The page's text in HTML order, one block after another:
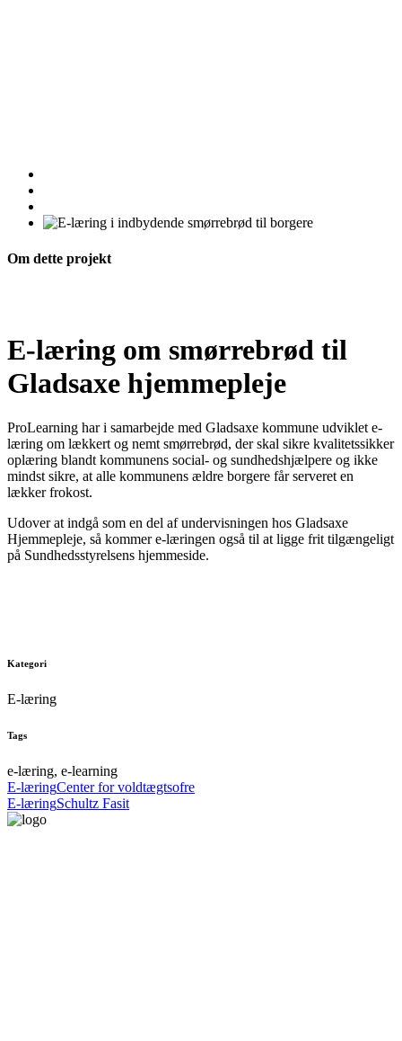
Om dette projekt
E-læring om smørrebrød til
Gladsaxe hjemmepleje
ProLearning har i samarbejde med Gladsaxe kommune udviklet e-
læring om lækkert og nemt smørrebrød, der skal sikre kvalitetssikker
oplæring blandt kommunens social- og sundhedshjælpere og ikke
mindst sikre, at alle kommunens ældre borgere får serveret en
lækker frokost.
Udover at indgå som en del af undervisningen hos Gladsaxe
Hjemmepleje, så kommer e-læringen også til at ligge frit tilgængeligt
på Sundhedsstyrelsens hjemmeside.
Kategori
E-læring
Tags
e-læring, e-learning
E-læringCenter for voldtægtsofre
E-læringSchultz Fasit